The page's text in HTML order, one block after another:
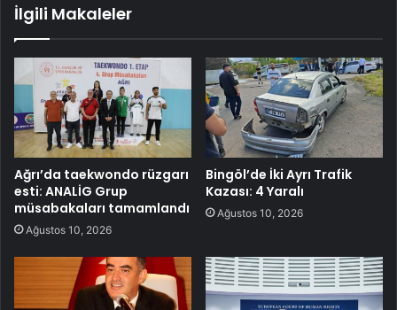
İlgili Makaleler
Ağrı’da taekwondo rüzgarı
esti: ANALİG Grup
müsabakaları tamamlandı
Ağustos 10, 2026
Bingöl’de İki Ayrı Trafik
Kazası: 4 Yaralı
Ağustos 10, 2026